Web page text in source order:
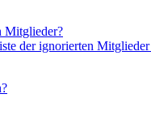
Mitglieder?
der ignorierten